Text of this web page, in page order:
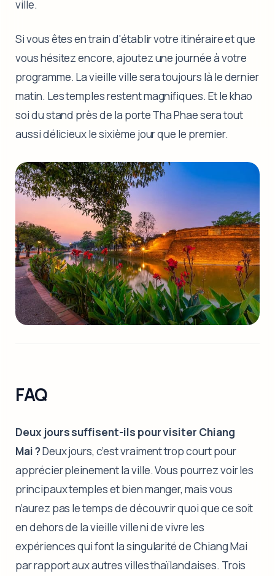
ville.
Si vous êtes en train d'établir votre itinéraire et que
vous hésitez encore, ajoutez une journée à votre
programme. La vieille ville sera toujours là le dernier
matin. Les temples restent magnifiques. Et le khao
soi du stand près de la porte Tha Phae sera tout
aussi délicieux le sixième jour que le premier.
FAQ
Deux jours suffisent-ils pour visiter Chiang
Mai ?Deux jours, c’est vraiment trop court pour
apprécier pleinement la ville. Vous pourrez voir les
principaux temples et bien manger, mais vous
n’aurez pas le temps de découvrir quoi que ce soit
en dehors de la vieille ville ni de vivre les
expériences qui font la singularité de Chiang Mai
par rapport aux autres villes thaïlandaises. Trois